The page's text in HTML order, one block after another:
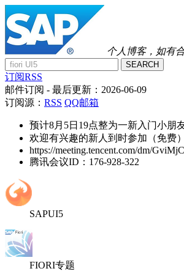
个人博客，如有
SEARCH
订阅RSS
邮件订阅 - 最后更新： 2026-06-09
订阅源： RSS QQ邮箱
预计8月5日19点整为一新入门小朋
欢迎有兴趣的新人到时参加（免费
https://meeting.tencent.com/dm/
腾讯会议ID：176-928-322
SAPUI5
FIORI专题